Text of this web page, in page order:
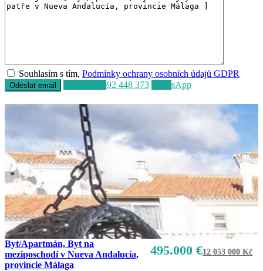
Prodej
K dispozici
Souhlasím s tím,Podmínky ochrany osobních údajů GDPR
+34 692 448 373 WhatsApp
495.000 €12 053 000 Kč
Byt/Apartmán, Byt na
meziposchodí v Nueva Andalucía,
provincie Málaga